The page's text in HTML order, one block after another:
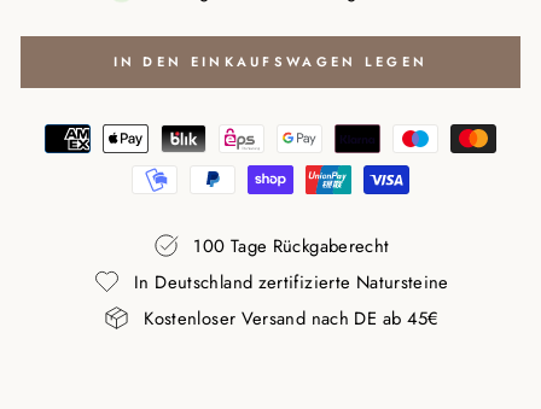
IN DEN EINKAUFSWAGEN LEGEN
100 Tage Rückgaberecht
In Deutschland zertifizierte Natursteine
Kostenloser Versand nach DE ab 45€